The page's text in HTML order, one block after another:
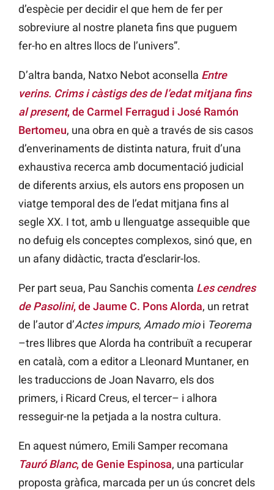
d’espècie per decidir el que hem de fer per
sobreviure al nostre planeta fins que puguem
fer-ho en altres llocs de l’univers”.
D’altra banda, Natxo Nebot aconsella Entre
verins. Crims i càstigs des de l’edat mitjana fins
al present, de Carmel Ferragud i José Ramón
Bertomeu, una obra en què a través de sis casos
d’enverinaments de distinta natura, fruit d’una
exhaustiva recerca amb documentació judicial
de diferents arxius, els autors ens proposen un
viatge temporal des de l’edat mitjana fins al
segle XX. I tot, amb u llenguatge assequible que
no defuig els conceptes complexos, sinó que, en
un afany didàctic, tracta d’esclarir-los.
Per part seua, Pau Sanchis comenta Les cendres
de Pasolini, de Jaume C. Pons Alorda, un retrat
de l’autor d’Actes impurs, Amado mioi Teorema
–tres llibres que Alorda ha contribuït a recuperar
en català, com a editor a Lleonard Muntaner, en
les traduccions de Joan Navarro, els dos
primers, i Ricard Creus, el tercer– i alhora
resseguir-ne la petjada a la nostra cultura.
En aquest número, Emili Samper recomana
Tauró Blanc, de Genie Espinosa, una particular
proposta gràfica, marcada per un ús concret dels